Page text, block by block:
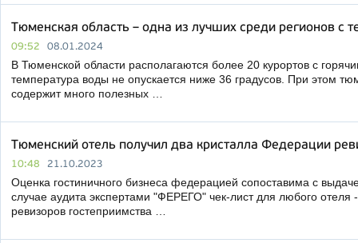
Тюменская область – одна из лучших среди регионов с
09:52 08.01.2024
В Тюменской области располагаются более 20 курортов с
температура воды не опускается ниже 36 градусов. При этом
содержит много полезных …
Тюменский отель получил два кристалла Федерации
10:48 21.10.2023
Оценка гостиничного бизнеса федерацией сопоставима с
случае аудита экспертами "ФЕРЕГО" чек-лист для любого отеля
ревизоров гостеприимства …